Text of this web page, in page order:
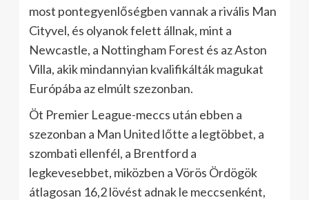
most pontegyenlőségben vannak a rivális Man
Cityvel, és olyanok felett állnak, mint a
Newcastle, a Nottingham Forest és az Aston
Villa, akik mindannyian kvalifikálták magukat
Európába az elmúlt szezonban.
Öt Premier League-meccs után ebben a
szezonban a Man United lőtte a legtöbbet, a
szombati ellenfél, a Brentford a
legkevesebbet, miközben a Vörös Ördögök
átlagosan 16,2 lövést adnak le meccsenként,